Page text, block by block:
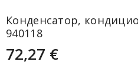
Конденсатор,
940118
72,27 €